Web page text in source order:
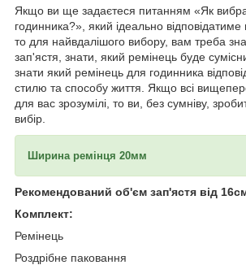
Якщо ви ще задаєтеся питанням «Як
годинника?», який ідеально
то для найвдалішого вибору, вам треба
зап'ястя, знати, який ремінець буде
знати який ремінець для годинника
стилю та способу життя. Якщо всі
для вас зрозумілі, то ви, без сумніву,
вибір.
Ширина ремінця 20мм
Рекомендований об'єм зап'ястя від
Комплект:
Ремінець
Роздрібне паковання